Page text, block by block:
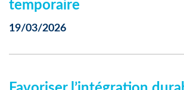
temporaire
19/03/2026